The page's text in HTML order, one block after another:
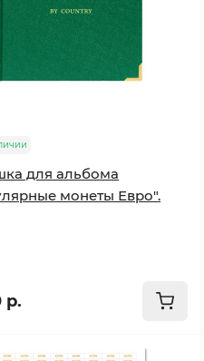
для альбома
монеты Евро".
р.